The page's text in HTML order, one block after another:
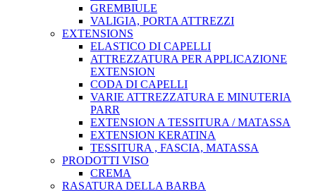
GREMBIULE
VALIGIA, PORTA ATTREZZI
EXTENSIONS
ELASTICO DI CAPELLI
ATTREZZATURA PER APPLICAZIONE
EXTENSION
CODA DI CAPELLI
VARIE ATTREZZATURA E MINUTERIA
PARR
EXTENSION A TESSITURA / MATASSA
EXTENSION KERATINA
TESSITURA , FASCIA, MATASSA
PRODOTTI VISO
CREMA
RASATURA DELLA BARBA